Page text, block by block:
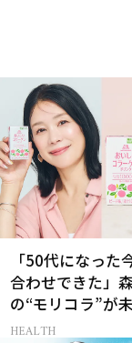
「50代になった
合わせできた」
の“モリコラ”が
レイを連れてくる
HEALTH